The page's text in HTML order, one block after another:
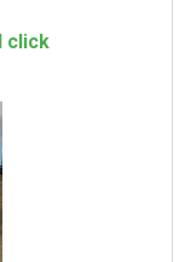
click